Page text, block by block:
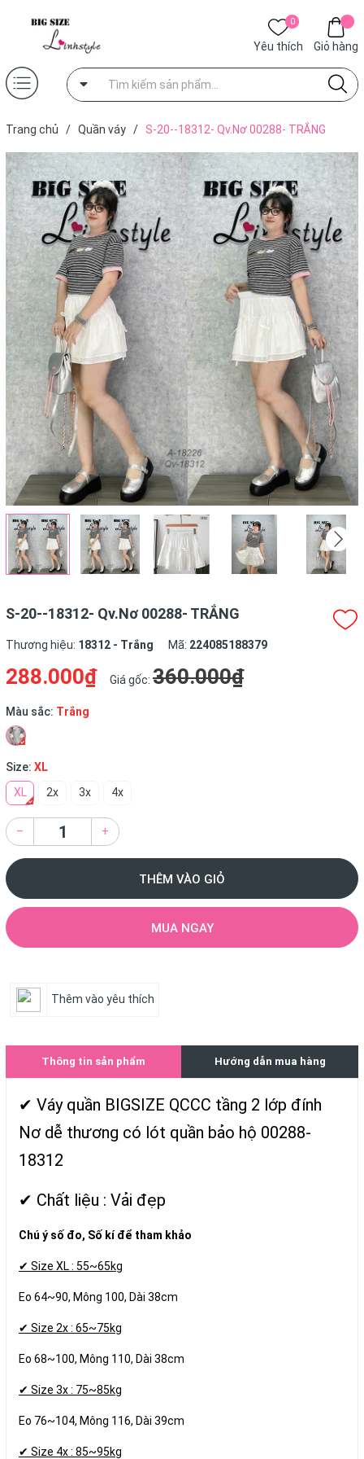
0
Yêu thích Giỏ hàng
Trang chủ / Quần váy / S-20--18312- Qv.Nơ 00288- TRẮNG
S-20--18312- Qv.Nơ 00288- TRẮNG
Thương hiệu: 18312 - Trắng Mã: 224085188379
288.000₫ Giá gốc: 360.000₫
Màu sắc: Trắng
Size: XL
XL
2x 3x 4x
– +
THÊM VÀO GIỎ
MUA NGAY
Thêm vào yêu thích
Thông tin sản phẩm Hướng dẫn mua hàng
✔ Váy quần BIGSIZE QCCC tầng 2 lớp đính
Nơ dễ thương có lót quần bảo hộ 00288-
18312
✔ Chất liệu : Vải đẹp
Chú ý số đo, Số kí để tham khảo
✔ Size XL : 55~65kg
Eo 64~90, Mông 100, Dài 38cm
✔ Size 2x : 65~75kg
Eo 68~100, Mông 110, Dài 38cm
✔ Size 3x : 75~85kg
Eo 76~104, Mông 116, Dài 39cm
✔ Size 4x : 85~95kg